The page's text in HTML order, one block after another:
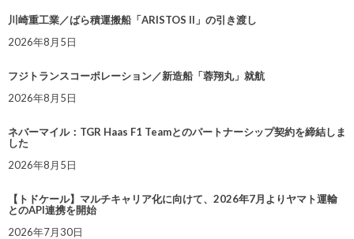
川崎重工業／ばら積運搬船「ARISTOS II」の引き渡し
2026年8月5日
フジトランスコーポレーション／新造船「蓉翔丸」就航
2026年8月5日
ネバーマイル：TGR Haas F1 Teamとのパートナーシップ契約を締結しま
した
2026年8月5日
【トドケール】マルチキャリア化に向けて、2026年7月よりヤマト運輸
とのAPI連携を開始
2026年7月30日